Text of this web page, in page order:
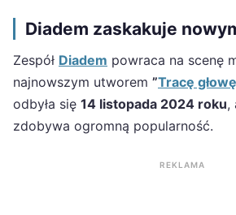
Diadem zaskakuje
Zespół Diadem powraca na scenę
najnowszym utworem ”Tracę głowę
odbyła się 14 listopada 2024 roku,
zdobywa ogromną popularność.
REKLAMA